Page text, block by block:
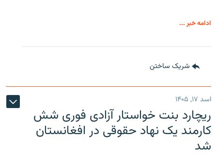
ادامه خبر ...
شریک ساختن
اسد ۱۷, ۱۴۰۵
ریچارد بنت خواستار آزادی فوری شش
کارمند یک نهاد حقوقی در افغانستان
شد